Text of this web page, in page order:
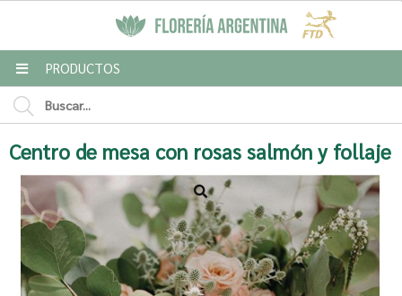
Enviar a email
Para
Mensaje
MI COMPRA
PRODUCTOS
Centro de mesa con rosas salmón y follaje